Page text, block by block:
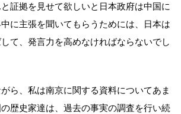
証拠を見せて欲しいと日本政府は中国に
に主張を聞いてもらうためには、日本は
て、発言力を高めなければならないでし
ら、私は南京に関する資料についてあま
歴史家達は、過去の事実の調査を行い続